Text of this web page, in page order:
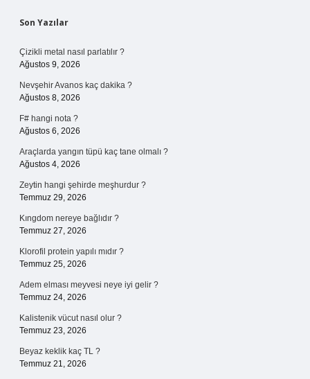
Sidebar
Son Yazılar
Çizikli metal nasıl parlatılır ?
Ağustos 9, 2026
Nevşehir Avanos kaç dakika ?
Ağustos 8, 2026
F# hangi nota ?
Ağustos 6, 2026
Araçlarda yangın tüpü kaç tane olmalı ?
Ağustos 4, 2026
Zeytin hangi şehirde meşhurdur ?
Temmuz 29, 2026
Kıngdom nereye bağlıdır ?
Temmuz 27, 2026
Klorofil protein yapılı mıdır ?
Temmuz 25, 2026
Adem elması meyvesi neye iyi gelir ?
Temmuz 24, 2026
Kalistenik vücut nasıl olur ?
Temmuz 23, 2026
Beyaz keklik kaç TL ?
Temmuz 21, 2026